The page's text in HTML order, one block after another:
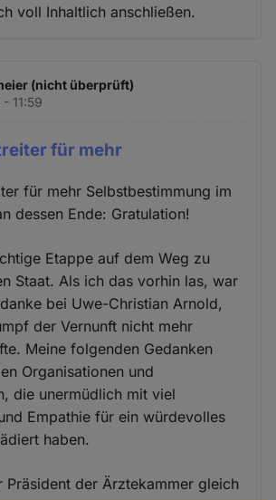
voll Inhaltlich anschließen.
(nicht überprüft)
11:59
für mehr
für mehr Selbstbestimmung im
dessen Ende: Gratulation!
Etappe auf dem Weg zu
Staat. Als ich das vorhin las, war
bei Uwe-Christian Arnold,
der Vernunft nicht mehr
Meine folgenden Gedanken
Organisationen und
die unermüdlich mit viel
Empathie für ein würdevolles
haben.
Präsident der Ärztekammer gleich